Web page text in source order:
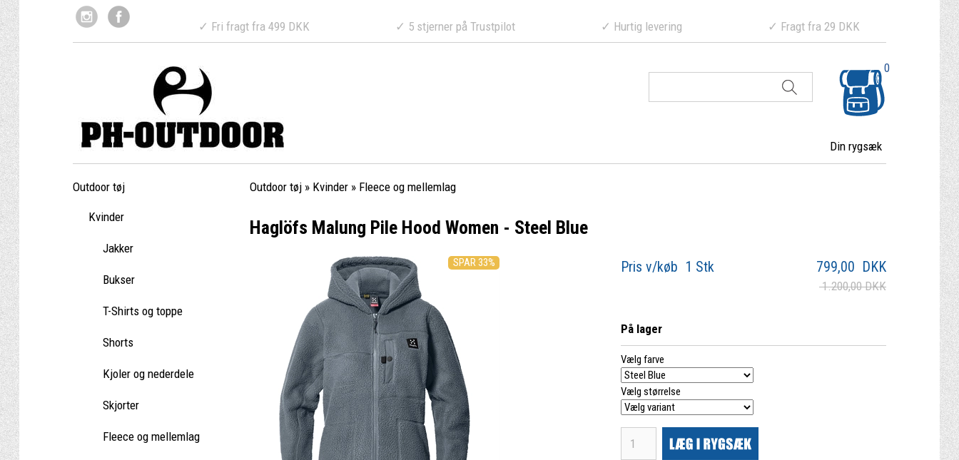
✓ Fri fragt fra 499 DKK ✓ 5 stjerner på Trustpilot ✓ Hurtig levering ✓ Fragt fra 29 DKK
Din rygsæk
0
Outdoor tøj
Kvinder
Jakker
Bukser
T-Shirts og toppe
Shorts
Kjoler og nederdele
Skjorter
Fleece og mellemlag
Outdoor tøj» Kvinder» Fleece og mellemlag
Haglöfs Malung Pile Hood Women - Steel Blue
SPAR 33% Pris v/køb 1 Stk 799,00 DKK
1.200,00 DKK
På lager
Vælg farve
Vælg størrelse